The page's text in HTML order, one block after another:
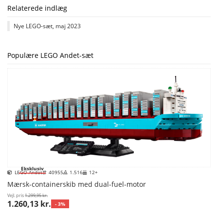
Relaterede indlæg
Nye LEGO-sæt, maj 2023
Populære LEGO Andet-sæt
Eksklusiv
LEGO Andet 40955 1.516 12+
Mærsk-containerskib med dual-fuel-motor
Vejl. pris1.299,95 kr.
1.260,13 kr. - 3%